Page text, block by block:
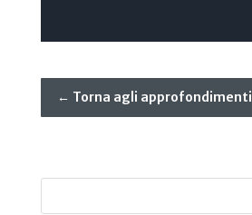
← Torna agli approfondimenti